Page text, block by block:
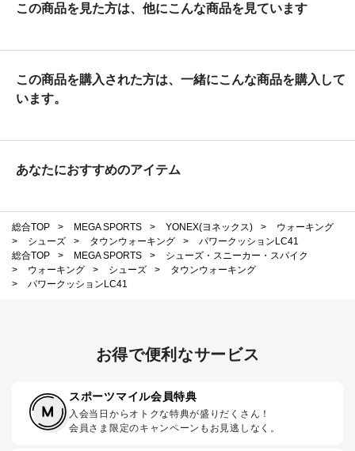
この商品を見た方は、他にこんな商品を見ています
この商品を購入された方は、一緒にこんな商品を購入して
います。
あなたにおすすめのアイテム
総合TOP > MEGA SPORTS > YONEX(ヨネックス) >
ウォーキング
>
シューズ > タウンウォーキング >
パワークッションLC41
総合TOP
> MEGA SPORTS >
シューズ・スニーカー・スパイク
>
ウォーキング > シューズ >
タウンウォーキング
>
パワークッションLC41
お得で便利なサービス
スポーツマイル会員特典
入会当日からオトクな特典が盛りだくさん！
会員さま限定のキャンペーンもお見逃しなく。